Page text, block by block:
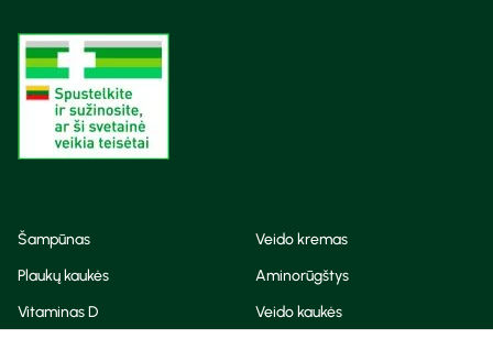
Šampūnas
Veido kremas
Plaukų kaukės
Aminorūgštys
Vitaminas D
Veido kaukės